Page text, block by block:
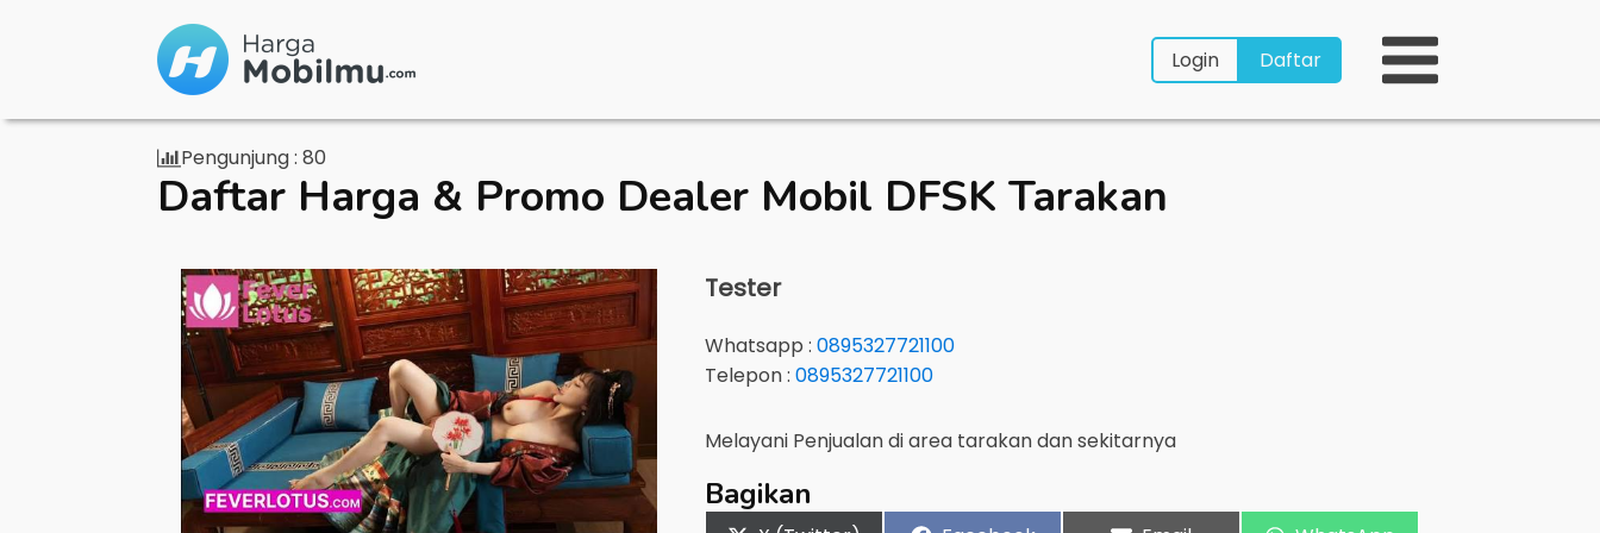
Login Daftar
Pengunjung : 80
Daftar Harga & Promo Dealer Mobil DFSK Tarakan
Tester
Whatsapp : 0895327721100
Telepon : 0895327721100
Melayani Penjualan di area tarakandan sekitarnya
Bagikan